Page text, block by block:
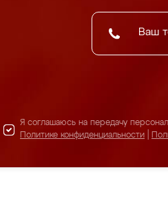
Я соглашаюсь на передачу
Политике конфиденциальности